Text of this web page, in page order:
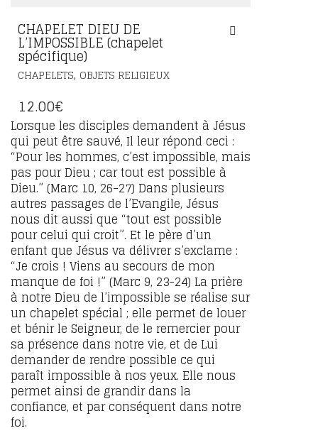
CHAPELET DIEU DE
L’IMPOSSIBLE (chapelet
spécifique)
CHAPELETS, OBJETS RELIGIEUX
12.00€
Lorsque les disciples demandent à Jésus
qui peut être sauvé, Il leur répond ceci :
“Pour les hommes, c’est impossible, mais
pas pour Dieu ; car tout est possible à
Dieu.” (Marc 10, 26-27) Dans plusieurs
autres passages de l’Evangile, Jésus
nous dit aussi que “tout est possible
pour celui qui croit”. Et le père d’un
enfant que Jésus va délivrer s’exclame :
“Je crois ! Viens au secours de mon
manque de foi !” (Marc 9, 23-24) La prière
à notre Dieu de l’impossible se réalise sur
un chapelet spécial ; elle permet de louer
et bénir le Seigneur, de le remercier pour
sa présence dans notre vie, et de Lui
demander de rendre possible ce qui
paraît impossible à nos yeux. Elle nous
permet ainsi de grandir dans la
confiance, et par conséquent dans notre
foi.